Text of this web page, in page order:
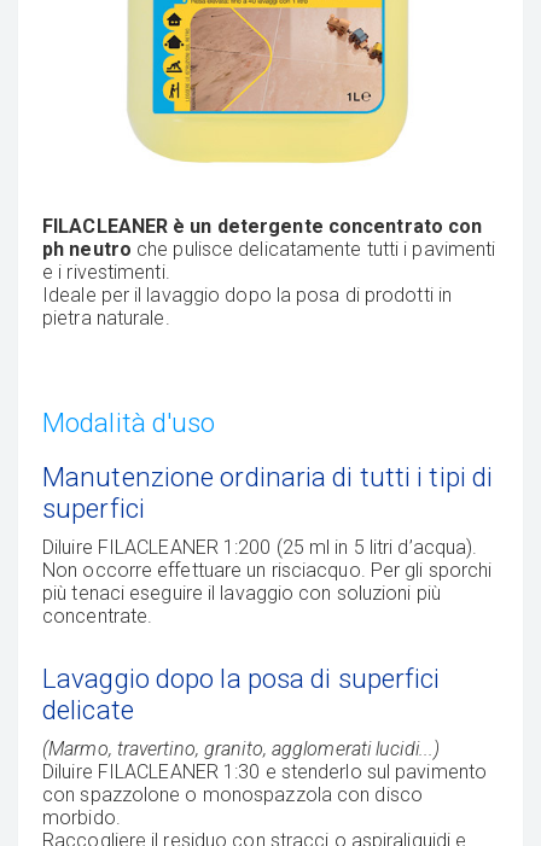
FILACLEANER è un detergente concentrato con
ph neutro che pulisce delicatamente tutti i pavimenti
e i rivestimenti.
Ideale per il lavaggio dopo la posa di prodotti in
pietra naturale.
Modalità d'uso
Manutenzione ordinaria di tutti i tipi di
superfici
Diluire FILACLEANER 1:200 (25 ml in 5 litri d’acqua).
Non occorre effettuare un risciacquo. Per gli sporchi
più tenaci eseguire il lavaggio con soluzioni più
concentrate.
Lavaggio dopo la posa di superfici
delicate
(Marmo, travertino, granito, agglomerati lucidi...)
Diluire FILACLEANER 1:30 e stenderlo sul pavimento
con spazzolone o monospazzola con disco
morbido.
Raccogliere il residuo con stracci o aspiraliquidi e